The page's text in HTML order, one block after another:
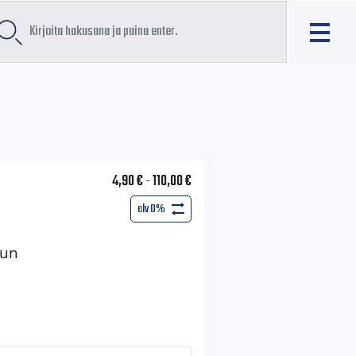
4,90€-110,00€
alv 0%